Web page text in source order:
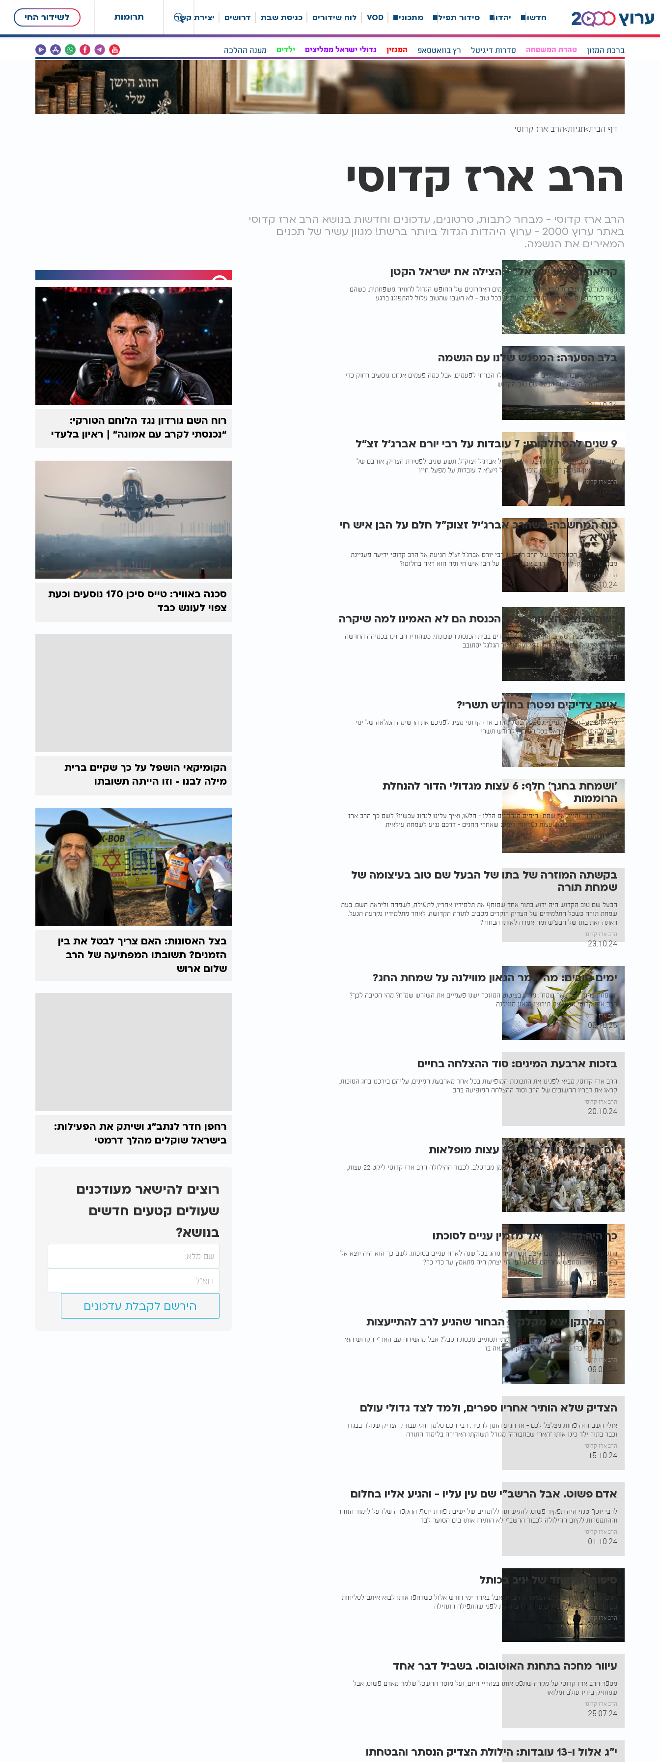
תרומות לשידור החי חדשות יהדות סידור תפילה מתכונים VOD לוח שידורים כניסת שבת דרושים יצירת קשר
ברכת המזון טהרת המשפחה סדרות דיגיטל רץ בוואטסאפ המגזין גדולי ישראל ממליצים ילדים מענה ההלכה
דף הבית תגיות הרב ארז קדוסי
הרב ארז קדוסי
הרב ארז קדוסי - מבחר כתבות, סרטונים, עדכונים וחדשות בנושא הרב ארז קדוסי
באתר ערוץ 2000 - ערוץ היהדות הגדול ביותר ברשת! מגוון עשיר של תכנים
המאירים את הנשמה.
קריאת "שמע ישראל" - הצילה את ישראל הקטן
ההחלטה של משפחת לוי הייתה לנצל את הימים האחרונים של החופש הגדול לחוויה משפחתית. כשהם
יצאו לבריכה עם תפנוקים ומעדנים, מצוידים בכל טוב - לא חשבו שהטוב עלול להתפוגג ברגע
הרב ארז קדוסי
05.11.24
בלב הסערה: המפגש שלנו עם הנשמה
להרחיק לכת לקברות צדיקים זה חשוב, ואפילו הכרחי לפעמים. אבל כמה פעמים אנחנו נוסעים רחוק כדי
להגיע קרוב? העצה של הבעל שם טוב הקדוש
הרב ארז קדוסי
31.10.24
9 שנים להסתלקותו: 7 עובדות על רבי יורם אברג'ל זצ"ל
"עד שבא רבנו יורם": הילולת רבנו יורם מיכאל אברג'ל זצוק"ל. תשע שנים לפטירת הצדיק, אוהבם של
ישראל, הגאון הצדיק רבי יורם מיכאל אברג'יל זיע"א 7 עובדות על מפעל חייו
הרב ארז קדוסי
29.10.24
כוח המחשבה: כשהרב אברג'יל זצוק"ל חלם על הבן איש חי
זיע"א
כ"ז בתשרי, יום הסתלקותו של הרב הקדוש, רבי יורם אברג'ל זצ"ל. הגיעה אל הרב קדוסי ידיעה מעניינת
מבנו של הצדיק: לילה אחד הרב אברג'ל חלם על הבן איש חי ומה הוא ראה בחלומו?
הרב ארז קדוסי
29.10.24
כשהתפוצץ הצינור בבית הכנסת הם לא האמינו למה שיקרה
נתנאל, בחור צעיר שאהב את הניגונים המיוחדים בבית הכנסת השכונתי. כשהוריו הבחינו בכמיהה החדשה
שלו החליטו לשים לה "סטופ" ולא תיארו איך הגלגל יסתובב
הרב ארז קדוסי
28.10.24
איזה צדיקים נפטרו בחודש תשרי?
מדליקים בכל יום נר לעילוי נשמת הצדיק? הרב ארז קדוסי מציג לפניכם את הרשימה המלאה של ימי
ההילולה של גדולי ישראל בכל הדורות לחודש תשרי
הרב ארז קדוסי
27.10.24
'ושמחת בחגך' חלף: 6 עצות מגדולי הדור להנחלת
הרוממות
'ושמחת בחגך והיית אך שמח': הימים הנהדרים הללו - חלפו, ואיך עלינו לנהוג עכשיו? לשם כך הרב ארז
קדוסי מכבד אותנו בשש עצות נפלאות לימים שאחרי החגים - דרכם נגיע לשמחה עילאית
הרב ארז קדוסי
21.10.24
בקשתה המוזרה של בתו של הבעל שם טוב בעיצומה של
שמחת תורה
הבעל שם טוב הקדוש היה ידוע בתור אחד שסוחף את תלמידיו אחריו, לתפילה, לשמחה וליראת השם. בעת
שמחת תורה כשכל התלמידים של הצדיק רוקדים מסביב לתורה הקדושה, לאחד מתלמידיו נקרעה הנעל.
ראתה זאת בתו של הבע"ש ומה אמרה לאותו הבחור?
הרב ארז קדוסי
23.10.24
ימים טובים: מה אמר הגאון מווילנה על שמחת החג?
"ושמחת בחגך והיית אך שמח": מדוע בציטוט המוזכר ישנו פעמיים את השורש שמ"ח? מהי הסיבה לכך?
הרב ארז קדוסי מביא את תירוצו הגאון מווילנה
הרב ארז קדוסי
06.10.25
בזכות ארבעת המינים: סוד ההצלחה בחיים
הרב ארז קדוסי, מביא לפנינו את התכונות המופיעות בכל אחד מארבעת המינים, עליהם בירכנו בחג הסוכות.
קראו את דבריו החשובים של הרב וסוד ההצלחה המופיעה בהם
הרב ארז קדוסי
20.10.24
יום ההילולה של רבנו: 22 עצות מופלאות
י"ח תשרי יום ההסתלקות של הקדוש, רבי נחמן מברסלב. לכבוד ההילולה הרב ארז קדוסי ליקט 22 עצות,
מא' ועד ת'
הרב ארז קדוסי
23.10.24
כך היה גדול ישראל מזמין עניים לסוכתו
גדולתו של רבי לוי יצחק מברדיצ'ב אשר היה נוהג בכל שנה לארח עניים בסוכתו. לשם כך הוא היה יוצא אל
רחובות העיר ומחפש אחריהם, מדוע רבי לוי יצחק היה מתאמץ עד כדי כך?
הרב ארז קדוסי
15.10.24
רצה לתקן יצא מקלקל: הבחור שהגיע לרב להתייעצות
האישה ממררת לו את החיים, והוא סובל. ומתי תסתיים מכסת הסבל? אבל מהשיחה עם האר״י הקדוש הוא
יצא אחר, עד כדי כך שגם אשתו המציקה, קינאה בו
הרב ארז קדוסי
06.08.24
הצדיק שלא הותיר אחריו ספרים, ולמד לצד גדולי עולם
אולי השם הזה פחות מצלצל לכם - אז הגיע הזמן להכיר: רבי חכם סלמן חוגי עבודי. הצדיק שנולד בבגדד
וכבר בתור ילד כינו אותו "הארי שבחבורה" מגודל תשוקתו האדירה בלימוד התורה
הרב ארז קדוסי
15.10.24
אדם פשוט. אבל הרשב"י שם עין עליו - והגיע אליו בחלום
לרבי יוסף טנזי היה תפקיד פשוט, להגיש תה ללומדים של ישיבת פורת יוסף. ההקפדה שלו על לימוד הזוהר
וההתמסרות לקיום ההילולה לכבוד הרשב"י לא הותירו אותו בים הסוער לבד
הרב ארז קדוסי
01.10.24
סיפורו המיוחד של יניב בכותל
"יניב המצחיק" זה הכינוי שהעניקו לו חבריו. אבל באחד ימי חודש אלול כשדחפו אותו לבוא איתם לסליחות
בכותל, לא הבינו את המילים שזרק להם דקות לפני שהתפילה התחילה
הרב ארז קדוסי
25.09.24
עיוור מחכה בתחנת האוטובוס. בשביל דבר אחד
מספר הרב ארז קדוסי על מקרה שתפס אותו בצהריי היום, ועל מוסר ההשכל שלמד מאדם פשוט, אבל
שמחזיק בידיו עולם ומלואו
הרב ארז קדוסי
25.07.24
י"ג אלול ו-13 עובדות: הילולת הצדיק הנסתר והבטחתו
רוח השם גורדון נגד הלוחם הטורקי:
“נכנסתי לקרב עם אמונה” | ראיון בלעדי
סכנה באוויר: טייס סיכן 170 נוסעים וכעת
צפוי לעונש כבד
הקומיקאי הושפל על כך שקיים ברית
מילה לבנו - וזו הייתה תשובתו
בצל האסונות: האם צריך לבטל את בין
הזמנים? תשובתו המפתיעה של הרב
שלום ארוש
רחפן חדר לנתב"ג ושיתק את הפעילות:
בישראל שוקלים מהלך דרמטי
רוצים להישאר מעודכנים
שעולים קטעים חדשים
בנושא?
הירשם לקבלת עדכונים